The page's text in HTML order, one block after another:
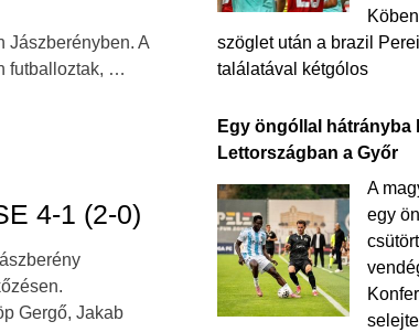
Jászberényben. A
futballoztak, …
4-1 (2-0)
Gergő, Jakab
szöglet után a brazil
találatával kétgólos
Egy öngóllal hátrányba
Lettországban a Győr
A
egy